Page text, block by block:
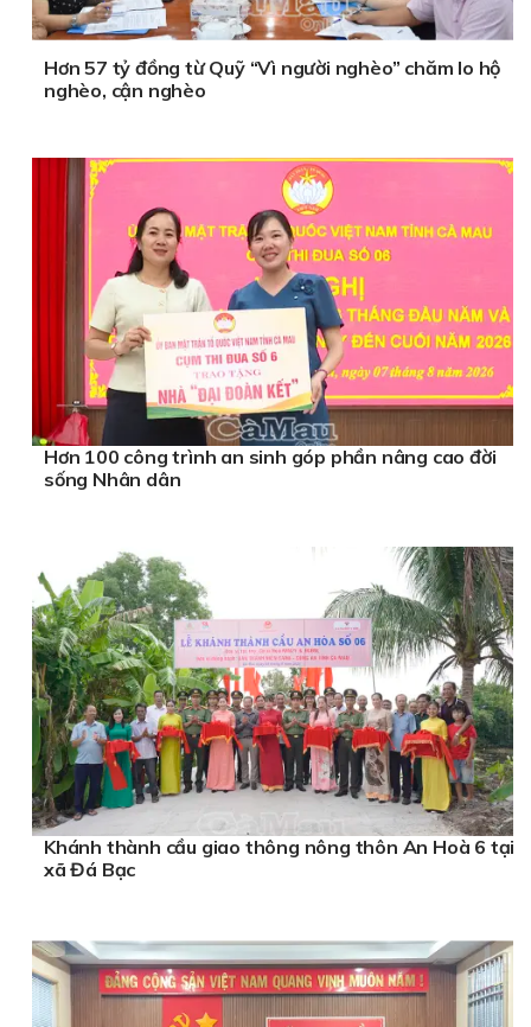
Hơn 57 tỷ đồng từ Quỹ “Vì người nghèo” chăm lo hộ
nghèo, cận nghèo
Hơn 100 công trình an sinh góp phần nâng cao đời
sống Nhân dân
Khánh thành cầu giao thông nông thôn An Hoà 6 tại
xã Đá Bạc